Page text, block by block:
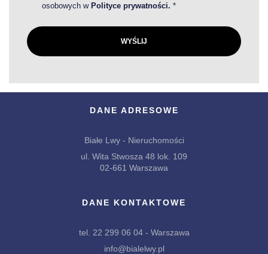
osobowych w Polityce prywatności. *
DANE ADRESOWE
Białe Lwy - Nieruchomości
ul. Wita Stwosza 48 lok. 109
02-661 Warszawa
DANE KONTAKTOWE
tel. 22 299 06 04 - Warszawa
info@bialelwy.pl